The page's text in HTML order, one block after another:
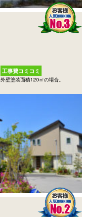
工事費コミコミ
外壁塗装面積120㎡の場合。